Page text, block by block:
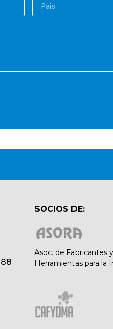
SOCIOS DE:
Asoc. de Fabricantes
Herramientas para la